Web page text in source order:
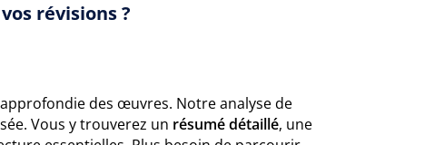
révisions ?
des œuvres. Notre analyse de
Vous y trouverez un résumé détaillé, une